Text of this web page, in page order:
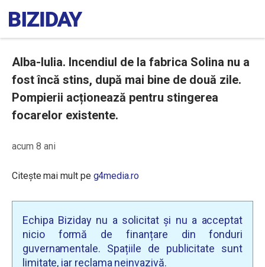
Alba-Iulia. Incendiul de la fabrica Solina nu a
fost încă stins, după mai bine de două zile.
Pompierii acționează pentru stingerea
focarelor existente.
acum 8 ani
Citește mai mult pe g4media.ro
Echipa Biziday nu a solicitat și nu a acceptat
nicio formă de finanțare din fonduri
guvernamentale. Spațiile de publicitate sunt
limitate, iar reclama neinvazivă.